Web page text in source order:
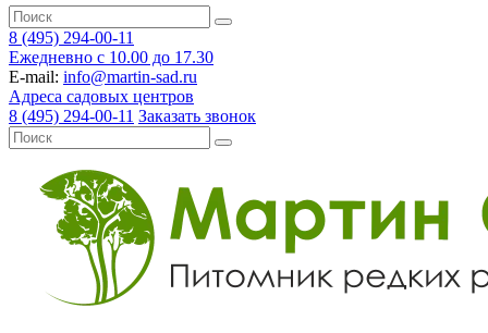
8 (495) 294-00-11
Ежедневно с 10.00 до 17.30
E-mail: info@martin-sad.ru
Адреса садовых центров
8 (495) 294-00-11 Заказать звонок